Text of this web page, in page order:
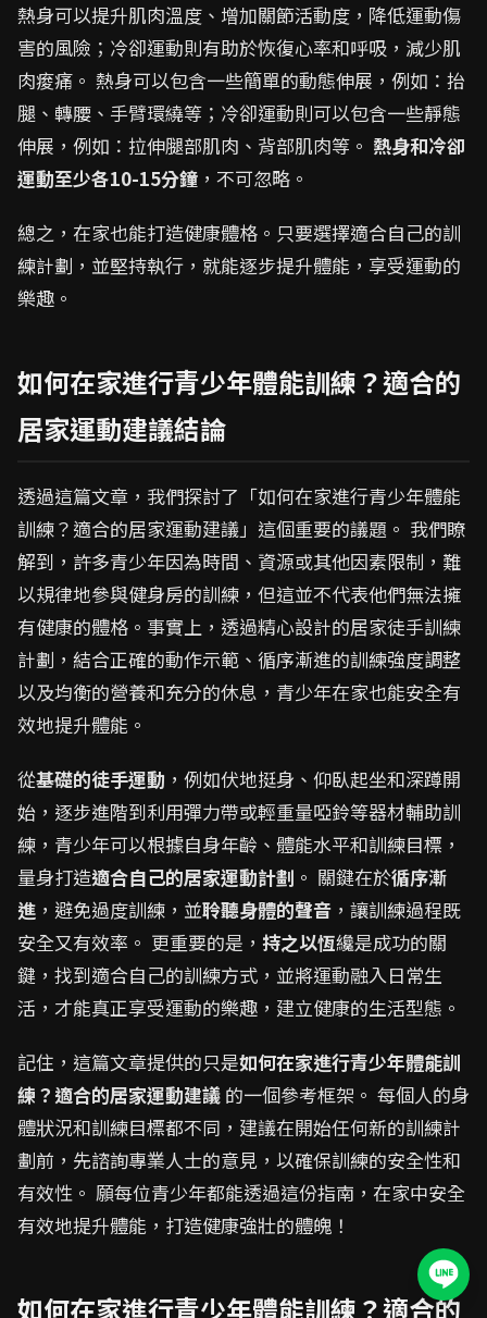
熱身可以提升肌肉溫度、增加關節活動度，降低運動傷
害的風險；冷卻運動則有助於恢復心率和呼吸，減少肌
肉痠痛。 熱身可以包含一些簡單的動態伸展，例如：抬
腿、轉腰、手臂環繞等；冷卻運動則可以包含一些靜態
伸展，例如：拉伸腿部肌肉、背部肌肉等。 熱身和冷卻
運動至少各10-15分鐘 ，不可忽略。
總之，在家也能打造健康體格。只要選擇適合自己的訓
練計劃，並堅持執行，就能逐步提升體能，享受運動的
樂趣。
如何在家進行青少年體能訓練？適合的
居家運動建議結論
透過這篇文章，我們探討了「如何在家進行青少年體能
訓練？適合的居家運動建議」這個重要的議題。 我們瞭
解到，許多青少年因為時間、資源或其他因素限制，難
以規律地參與健身房的訓練，但這並不代表他們無法擁
有健康的體格。事實上，透過精心設計的居家徒手訓練
計劃，結合正確的動作示範、循序漸進的訓練強度調整
以及均衡的營養和充分的休息，青少年在家也能安全有
效地提升體能。
從基礎的徒手運動 ，例如伏地挺身、仰臥起坐和深蹲開
始，逐步進階到利用彈力帶或輕重量啞鈴等器材輔助訓
練，青少年可以根據自身年齡、體能水平和訓練目標，
量身打造適合自己的居家運動計劃 。 關鍵在於循序漸
進 ，避免過度訓練，並聆聽身體的聲音 ，讓訓練過程既
安全又有效率。 更重要的是， 持之以恆纔是成功的關
鍵，找到適合自己的訓練方式，並將運動融入日常生
活，才能真正享受運動的樂趣，建立健康的生活型態。
記住，這篇文章提供的只是如何在家進行青少年體能訓
練？適合的居家運動建議 的一個參考框架。 每個人的身
體狀況和訓練目標都不同，建議在開始任何新的訓練計
劃前，先諮詢專業人士的意見，以確保訓練的安全性和
有效性。 願每位青少年都能透過這份指南，在家中安全
有效地提升體能，打造健康強壯的體魄！
如何在家進行青少年體能訓練？適合的